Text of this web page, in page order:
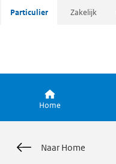
Ga
Particulier Zakelijk
Home
Naar Home